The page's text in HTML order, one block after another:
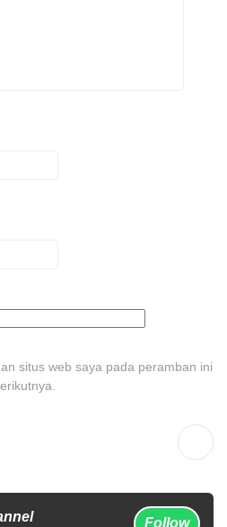
situs web saya pada peramban ini
Follow